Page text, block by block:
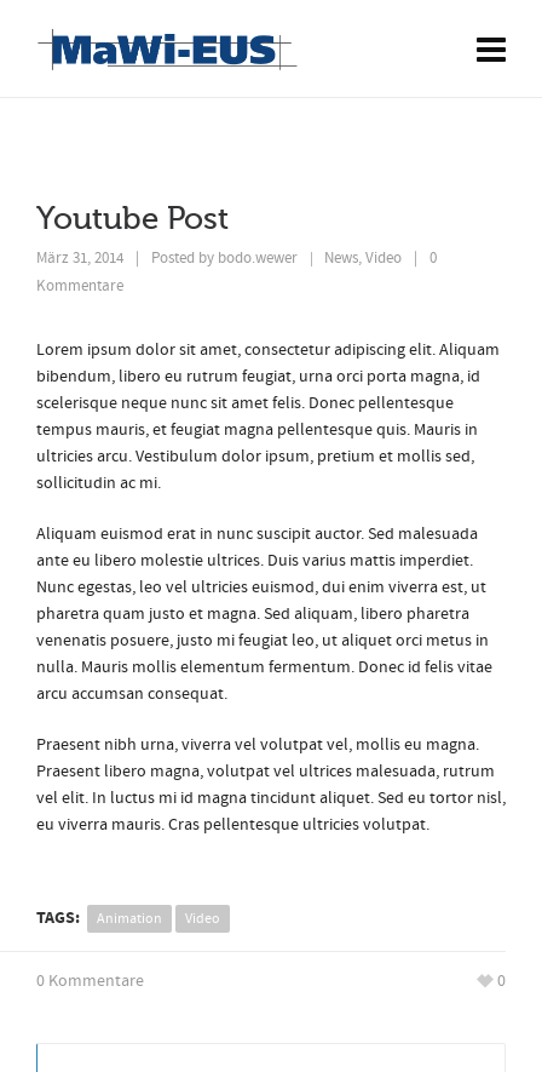
Youtube Post
März 31, 2014 Posted by bodo.wewer News,Video
0
Kommentare
Lorem ipsum dolor sit amet, consectetur adipiscing elit. Aliquam
bibendum, libero eu rutrum feugiat, urna orci porta magna, id
scelerisque neque nunc sit amet felis. Donec pellentesque
tempus mauris, et feugiat magna pellentesque quis. Mauris in
ultricies arcu. Vestibulum dolor ipsum, pretium et mollis sed,
sollicitudin ac mi.
Aliquam euismod erat in nunc suscipit auctor. Sed malesuada
ante eu libero molestie ultrices. Duis varius mattis imperdiet.
Nunc egestas, leo vel ultricies euismod, dui enim viverra est, ut
pharetra quam justo et magna. Sed aliquam, libero pharetra
venenatis posuere, justo mi feugiat leo, ut aliquet orci metus in
nulla. Mauris mollis elementum fermentum. Donec id felis vitae
arcu accumsan consequat.
Praesent nibh urna, viverra vel volutpat vel, mollis eu magna.
Praesent libero magna, volutpat vel ultrices malesuada, rutrum
vel elit. In luctus mi id magna tincidunt aliquet. Sed eu tortor nisl,
eu viverra mauris. Cras pellentesque ultricies volutpat.
TAGS: Animation Video
0 Kommentare 0